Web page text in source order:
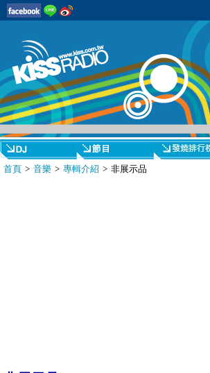
首頁 > 音樂 > 專輯介紹 > 非展示品